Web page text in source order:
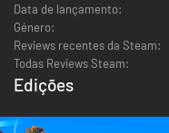
Data de lançamento:
Género:
Reviews recentes da Steam:
Todas Reviews Steam:
Edições